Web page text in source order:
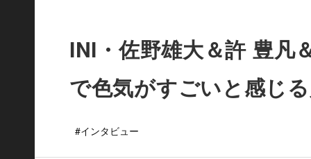
INI・佐野雄大＆許 豊凡
で色気がすごいと感じ
#インタビュー